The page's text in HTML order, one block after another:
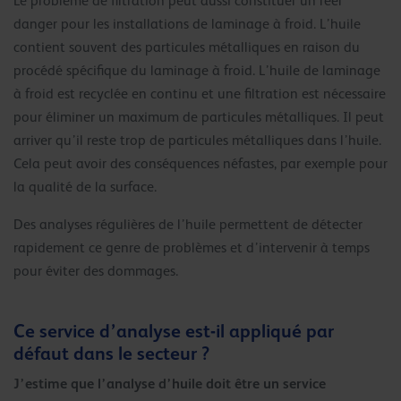
danger pour les installations de laminage à froid. L’huile
contient souvent des particules métalliques en raison du
procédé spécifique du laminage à froid. L’huile de laminage
à froid est recyclée en continu et une filtration est nécessaire
pour éliminer un maximum de particules métalliques. Il peut
arriver qu’il reste trop de particules métalliques dans l’huile.
Cela peut avoir des conséquences néfastes, par exemple pour
la qualité de la surface.
Des analyses régulières de l’huile permettent de détecter
rapidement ce genre de problèmes et d’intervenir à temps
pour éviter des dommages.
Ce service d’analyse est-il appliqué par
défaut dans le secteur ?
J’estime que l’analyse d’huile doit être un service